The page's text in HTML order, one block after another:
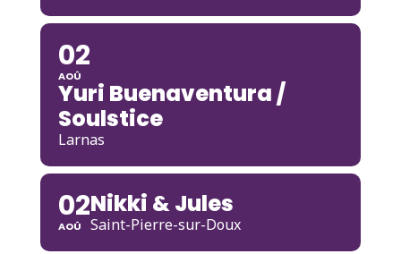
02
AOÛ
Yuri Buenaventura /
Soulstice
Larnas
02
AOÛ
Nikki & Jules
Saint-Pierre-sur-Doux